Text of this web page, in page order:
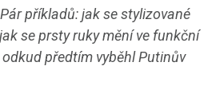
příkladů: jak se stylizované
se prsty ruky mění ve funkční
předtím vyběhl Putinův